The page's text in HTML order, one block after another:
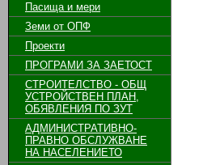
Пасища и мери
Земи от ОПФ
Проекти
ПРОГРАМИ ЗА ЗАЕТОСТ
СТРОИТЕЛСТВО - ОБЩ
УСТРОЙСТВЕН ПЛАН,
ОБЯВЛЕНИЯ ПО ЗУТ
АДМИНИСТРАТИВНО-
ПРАВНО ОБСЛУЖВАНЕ
НА НАСЕЛЕНИЕТО